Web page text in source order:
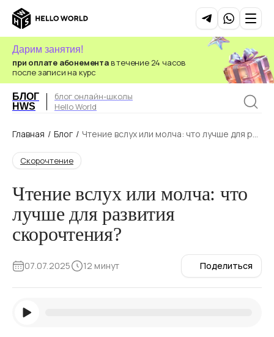
при оплате абонементав течение 24 часов
после записи на курс
Дарим занятия!
БЛОГ
HWS
блог онлайн-школы
Hello World
Главная / Блог / Чтение вслух или молча: что лучше для ра
Скорочтение
Чтение вслух или молча: что
лучше для развития
скорочтения?
07.07.2025 12 минут Поделиться